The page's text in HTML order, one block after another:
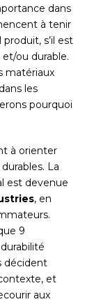
dans
à tenir
s’il est
ou durable.
matériaux
les
pourquoi
à orienter
La
est devenue
, en
9
décident
et
aux